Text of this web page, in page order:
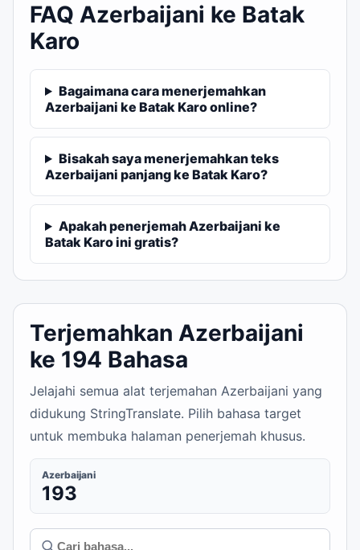
FAQ Azerbaijani ke Batak
Karo
Bagaimana cara menerjemahkan
Azerbaijani ke Batak Karo online?
Bisakah saya menerjemahkan teks
Azerbaijani panjang ke Batak Karo?
Apakah penerjemah Azerbaijani ke
Batak Karo ini gratis?
Terjemahkan Azerbaijani
ke 194 Bahasa
Jelajahi semua alat terjemahan Azerbaijani yang
didukung StringTranslate. Pilih bahasa target
untuk membuka halaman penerjemah khusus.
Azerbaijani
193